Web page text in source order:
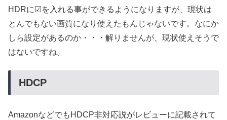
HDRに☑を入れる事ができるようになりますが、現状は
とんでもない画質になり使えたもんじゃないです。なにか
しら設定があるのか・・・解りませんが、現状使えそうで
はないですね。
HDCP
AmazonなどでもHDCP非対応説がレビューに記載されて